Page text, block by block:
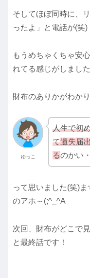
そしてほぼ同時に、
ったよ」と電話が(笑)
もうめちゃくちゃ安
れてる感じがしまし
財布のありかがわかり
ゆっこ
人生で初
て遺失届
るのかい
って思いました(笑)
のアホ～(;^_^A
次回、財布がどこで
と最終話です！